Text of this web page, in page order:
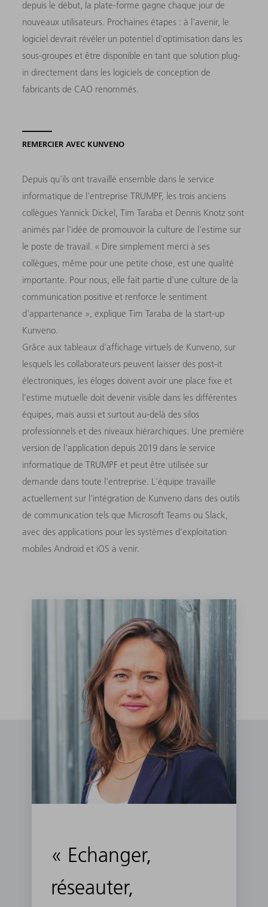
depuis le début, la plate-forme gagne chaque jour de
nouveaux utilisateurs. Prochaines étapes : à l'avenir, le
logiciel devrait révéler un potentiel d'optimisation dans les
sous-groupes et être disponible en tant que solution plug-
in directement dans les logiciels de conception de
fabricants de CAO renommés.
REMERCIER AVEC KUNVENO
Depuis qu'ils ont travaillé ensemble dans le service
informatique de l'entreprise TRUMPF, les trois anciens
collègues Yannick Dickel, Tim Taraba et Dennis Knotz sont
animés par l'idée de promouvoir la culture de l'estime sur
le poste de travail. « Dire simplement merci à ses
collègues, même pour une petite chose, est une qualité
importante. Pour nous, elle fait partie d'une culture de la
communication positive et renforce le sentiment
d'appartenance », explique Tim Taraba de la start-up
Kunveno.
Grâce aux tableaux d'affichage virtuels de Kunveno, sur
lesquels les collaborateurs peuvent laisser des post-it
électroniques, les éloges doivent avoir une place fixe et
l'estime mutuelle doit devenir visible dans les différentes
équipes, mais aussi et surtout au-delà des silos
professionnels et des niveaux hiérarchiques. Une première
version de l'application depuis 2019 dans le service
informatique de TRUMPF et peut être utilisée sur
demande dans toute l'entreprise. L'équipe travaille
actuellement sur l'intégration de Kunveno dans des outils
de communication tels que Microsoft Teams ou Slack,
avec des applications pour les systèmes d'exploitation
mobiles Android et iOS à venir.
« Echanger,
réseauter,